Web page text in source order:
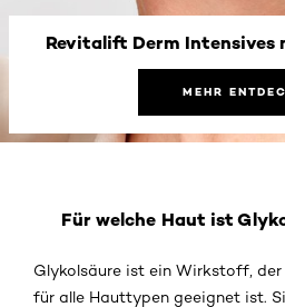
Revitalift Derm Intensives
MEHR
Für welche Haut ist
Glykolsäure ist ein Wirkstoff,
für alle Hauttypen geeignet ist.